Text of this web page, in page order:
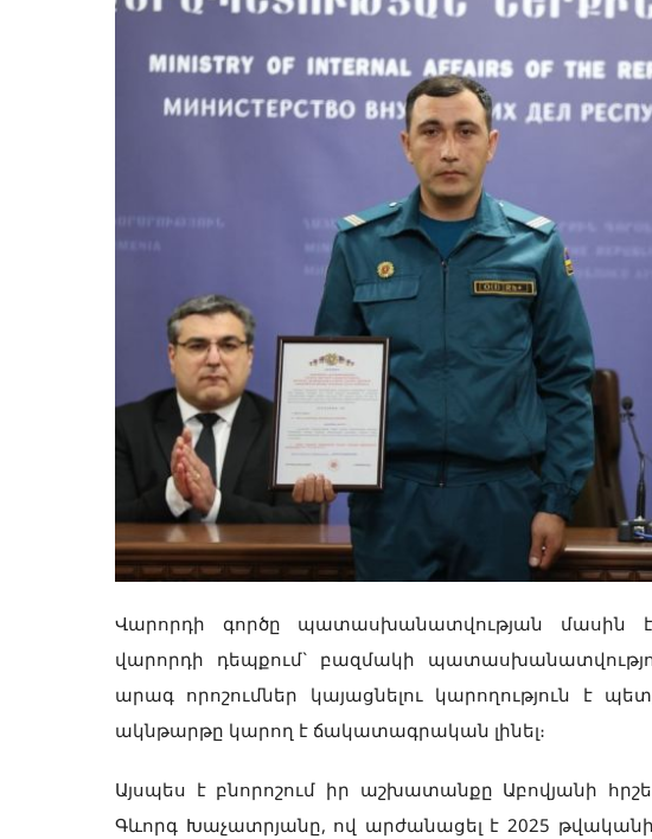
Վարորդի գործը պատասխանատվության մասին
վարորդի դեպքում` բազմակի
արագ որոշումներ կայացնելու կարողություն է
ակնթարթը կարող է ճակատագրական լինել։
Այսպես է բնորոշում իր աշխատանքը Աբովյանի
Գևորգ Խաչատրյանը, ով արժանացել է 2025